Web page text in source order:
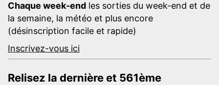
Chaque week-end les sorties du week-end et de
la semaine, la météo et plus encore
(désinscription facile et rapide)
Inscrivez-vous ici
Relisez la dernière et 561ème